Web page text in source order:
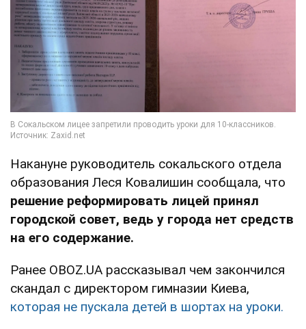
Накануне руководитель сокальского отдела
образования Леся Ковалишин сообщала, что
решение реформировать лицей принял
городской совет, ведь у города нет средств
на его содержание.
Ранее OBOZ.UA рассказывал чем закончился
скандал с директором гимназии Киева,
которая не пускала детей в шортах на уроки.